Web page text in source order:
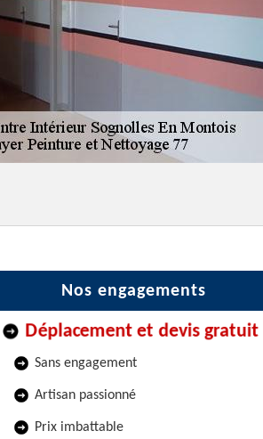
Nos engagements
Déplacement et devis gratuit
Sans engagement
Artisan passionné
Prix imbattable